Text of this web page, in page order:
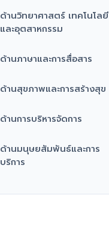
ด้านวิทยาศาสตร์ เทคโนโลยี
และอุตสาหกรรม
ด้านภาษาและการสื่อสาร
ด้านสุขภาพและการสร้างสุข
ด้านการบริหารจัดการ
ด้านมนุษยสัมพันธ์และการ
บริการ